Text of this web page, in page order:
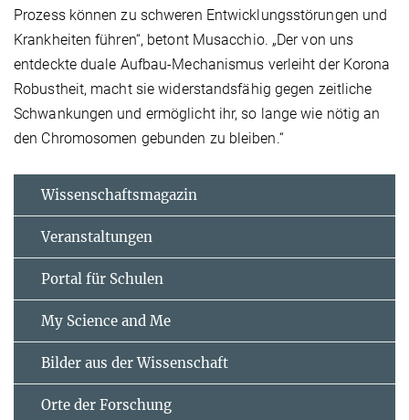
Prozess können zu schweren Entwicklungsstörungen und
Krankheiten führen“, betont Musacchio. „Der von uns
entdeckte duale Aufbau-Mechanismus verleiht der Korona
Robustheit, macht sie widerstandsfähig gegen zeitliche
Schwankungen und ermöglicht ihr, so lange wie nötig an
den Chromosomen gebunden zu bleiben.“
Wissenschaftsmagazin
Veranstaltungen
Portal für Schulen
My Science and Me
Bilder aus der Wissenschaft
Orte der Forschung